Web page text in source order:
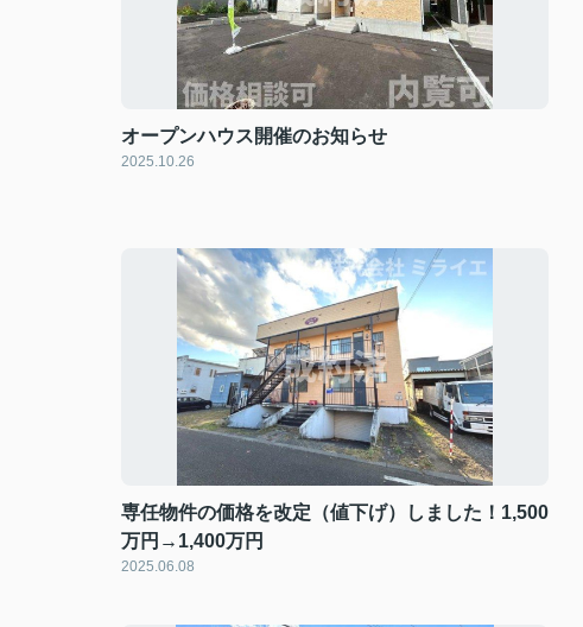
オープンハウス開催のお知らせ
2025.10.26
専任物件の価格を改定（値下げ）しました！1,500
万円→1,400万円
2025.06.08